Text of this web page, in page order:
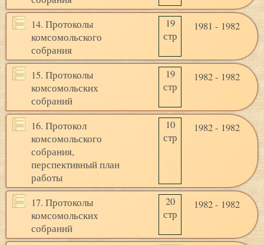
14. Протоколы
комсомольского
собрания
19
стр
1981 - 1982
15. Протоколы
комсомольских
собраний
19
стр
1982 - 1982
16. Протокол
комсомольского
собрания,
перспективный план
работы
10
стр
1982 - 1982
17. Протоколы
комсомольских
собраний
20
стр
1982 - 1982